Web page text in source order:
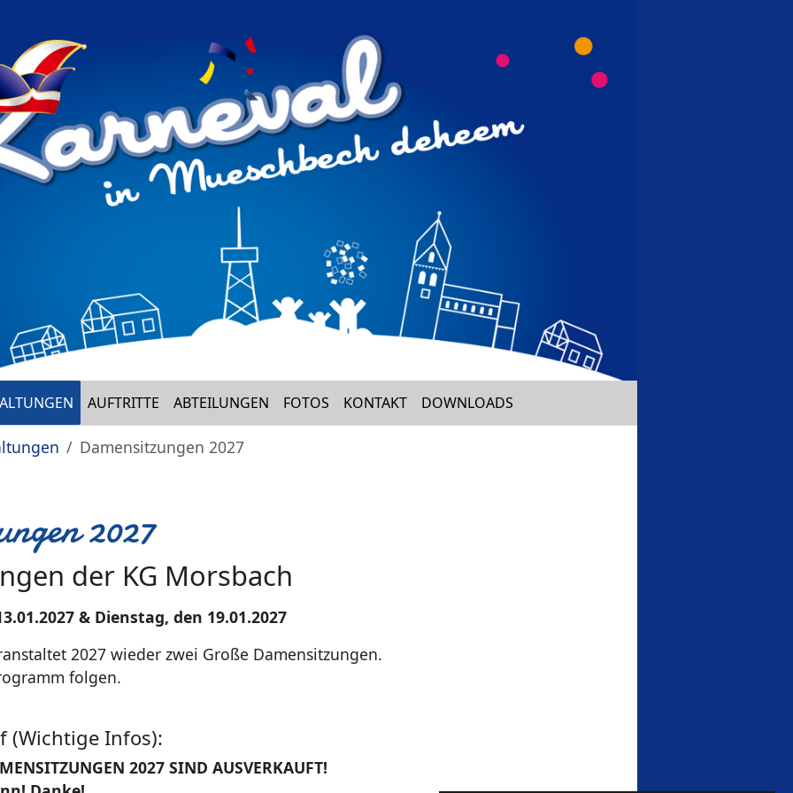
AUFTRITTE ABTEILUNGEN FOTOS KONTAKT DOWNLOADS
Damensitzungen 2027
2027
der KG Morsbach
& Dienstag, den 19.01.2027
2027 wieder zwei Große Damensitzungen.
folgen.
(Wichtige Infos):
2027 SIND AUSVERKAUFT!